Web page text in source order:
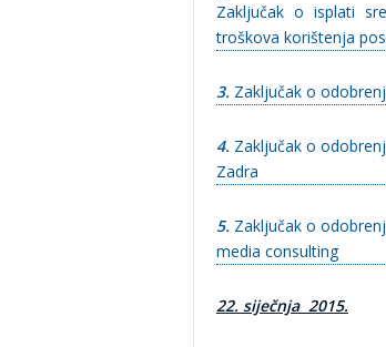
Zaključak o isplati
troškova korištenja
3. Zaključak o
4. Zaključak o
Zadra
5. Zaključak o
media consulting
22. siječnja 2015.